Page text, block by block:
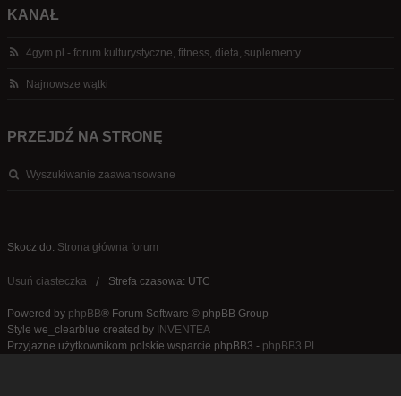
KANAŁ
4gym.pl - forum kulturystyczne, fitness, dieta, suplementy
Najnowsze wątki
PRZEJDŹ NA STRONĘ
Wyszukiwanie zaawansowane
Skocz do: Strona główna forum
Usuń ciasteczka Strefa czasowa: UTC
Powered by phpBB® Forum Software © phpBB Group
Style we_clearblue created by INVENTEA
Przyjazne użytkownikom polskie wsparcie phpBB3 - phpBB3.PL